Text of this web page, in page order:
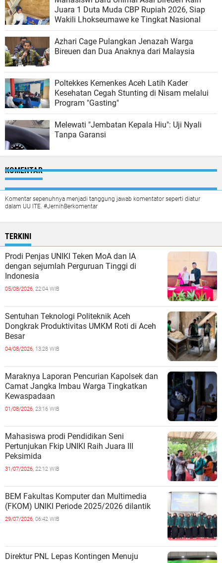
Juara 1 Duta Muda CBP Rupiah 2026, Siap
Wakili Lhokseumawe ke Tingkat Nasional
Azhari Cage Pulangkan Jenazah Warga
Bireuen dan Dua Anaknya dari Malaysia
Poltekkes Kemenkes Aceh Latih Kader
Kesehatan Cegah Stunting di Nisam melalui
Program "Gasting"
Melewati "Jembatan Kepala Hiu": Uji Nyali
Tanpa Garansi
KOMENTAR
Komentar sepenuhnya menjadi tanggung jawab komentator seperti diatur
dalam UU ITE. #JernihBerkomentar
TERKINI
Prodi Penjas UNIKI Teken MoA dan IA
dengan sejumlah Perguruan Tinggi di
Indonesia
05/08/2026, 22:04 WIB
Sentuhan Teknologi Politeknik Aceh
Dongkrak Produktivitas UMKM Roti di Aceh
Besar
04/08/2026, 13:28 WIB
Maraknya Laporan Pencurian Kapolsek dan
Camat Jangka Imbau Warga Tingkatkan
Kewaspadaan
01/08/2026, 23:16 WIB
Mahasiswa prodi Pendidikan Seni
Pertunjukan Fkip UNIKI Raih Juara III
Peksimida
31/07/2026, 22:12 WIB
BEM Fakultas Komputer dan Multimedia
(FKOM) UNIKI Periode 2025/2026 dilantik
29/07/2026, 06:42 WIB
Direktur PNL Lepas Kontingen Menuju